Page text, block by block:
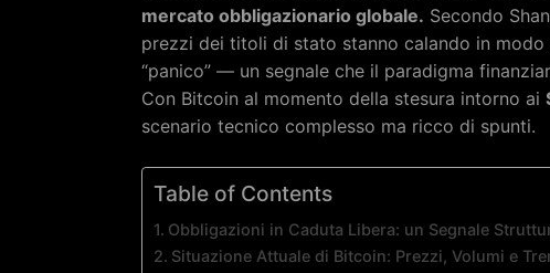
mercato obbligazionario globale. Secondo
prezzi dei titoli di stato stanno calando in
“panico” — un segnale che il paradigma
Con Bitcoin al momento della stesura intorno ai
scenario tecnico complesso ma ricco di spunti.
Table of Contents
Obbligazioni in Caduta Libera: un Segnale
Situazione Attuale di Bitcoin: Prezzi, Volumi e